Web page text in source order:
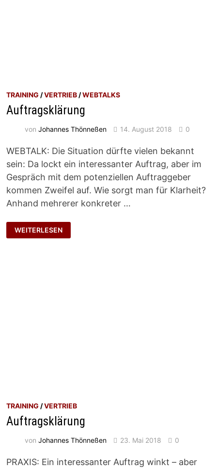
TRAINING /VERTRIEB /WEBTALKS
Auftragsklärung
vonJohannes Thönneßen 14. August 2018 0
WEBTALK: Die Situation dürfte vielen bekannt
sein: Da lockt ein interessanter Auftrag, aber im
Gespräch mit dem potenziellen Auftraggeber
kommen Zweifel auf. Wie sorgt man für Klarheit?
Anhand mehrerer konkreter …
AUFTRAGSKLÄRUNG
WEITERLESEN
TRAINING /VERTRIEB
Auftragsklärung
vonJohannes Thönneßen 23. Mai 2018 0
PRAXIS: Ein interessanter Auftrag winkt – aber